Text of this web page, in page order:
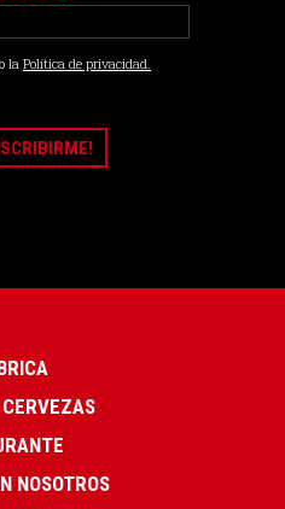
la Política de privacidad.
NOSOTROS